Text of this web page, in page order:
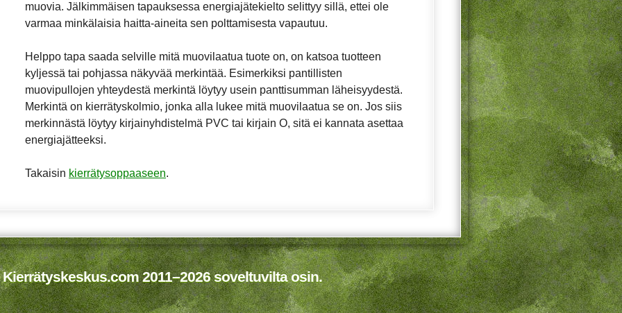
muovia. Jälkimmäisen tapauksessa energiajätekielto selittyy sillä, ettei ole
varmaa minkälaisia haitta-aineita sen polttamisesta vapautuu.
Helppo tapa saada selville mitä muovilaatua tuote on, on katsoa tuotteen
kyljessä tai pohjassa näkyvää merkintää. Esimerkiksi pantillisten
muovipullojen yhteydestä merkintä löytyy usein panttisumman läheisyydestä.
Merkintä on kierrätyskolmio, jonka alla lukee mitä muovilaatua se on. Jos siis
merkinnästä löytyy kirjainyhdistelmä PVC tai kirjain O, sitä ei kannata asettaa
energiajätteeksi.
Takaisin kierrätysoppaaseen.
2011–2026 soveltuvilta osin.